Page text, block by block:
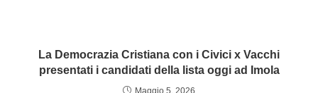
La Democrazia Cristiana con i Civici x Vacchi
presentati i candidati della lista oggi ad Imola
Maggio 5, 2026